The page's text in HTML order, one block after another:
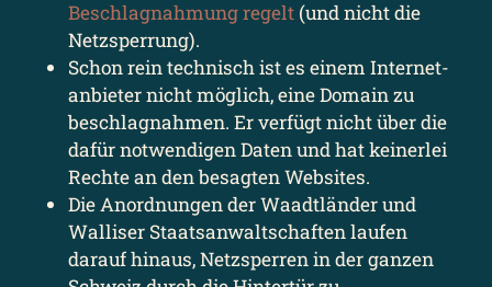
Beschlag­nahmung regelt (und nicht die
Netzsperrung).
Schon rein technisch ist es einem Internet­
anbieter nicht möglich, eine Domain zu
beschlagnahmen. Er verfügt nicht über die
dafür notwendigen Daten und hat keinerlei
Rechte an den besagten Websites.
Die Anordnungen der Waadtländer und
Walliser Staats­anwaltschaften laufen
darauf hinaus, Netzsperren in der ganzen